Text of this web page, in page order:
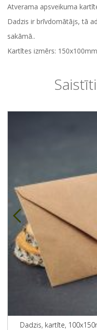
Atverama apsveikuma
Dadzis ir brīvdomātājs, tā
sakāmā..
Kartītes izmērs:
Dadzis, kartīte,